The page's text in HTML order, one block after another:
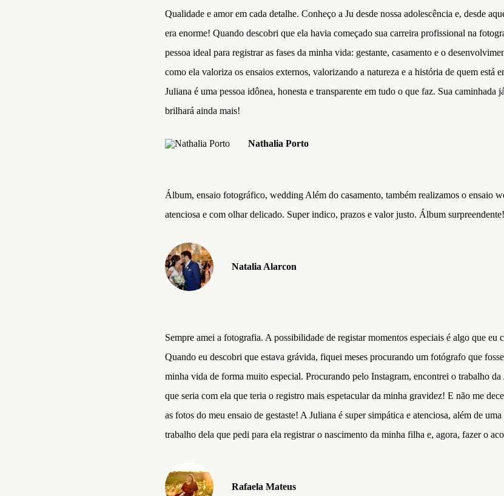
Qualidade e amor em cada detalhe. Conheço a Ju desde nossa adolescência e, desde
era enorme! Quando descobri que ela havia começado sua carreira profissional na
pessoa ideal para registrar as fases da minha vida: gestante, casamento e o
como ela valoriza os ensaios externos, valorizando a natureza e a história de quem está
Juliana é uma pessoa idônea, honesta e transparente em tudo o que faz. Sua caminhada
brilhará ainda mais!
Nathalia Porto
Álbum, ensaio fotográfico, wedding Além do casamento, também realizamos o ensaio
atenciosa e com olhar delicado. Super indico, prazos e valor justo. Álbum surpreendente!
Natalia Alarcon
Sempre amei a fotografia. A possibilidade de registar momentos especiais é algo que eu
Quando eu descobri que estava grávida, fiquei meses procurando um fotógrafo que
minha vida de forma muito especial. Procurando pelo Instagram, encontrei o trabalho
que seria com ela que teria o registro mais espetacular da minha gravidez! E não me
as fotos do meu ensaio de gestaste! A Juliana é super simpática e atenciosa, além de
trabalho dela que pedi para ela registrar o nascimento da minha filha e, agora, fazer o
Rafaela Mateus